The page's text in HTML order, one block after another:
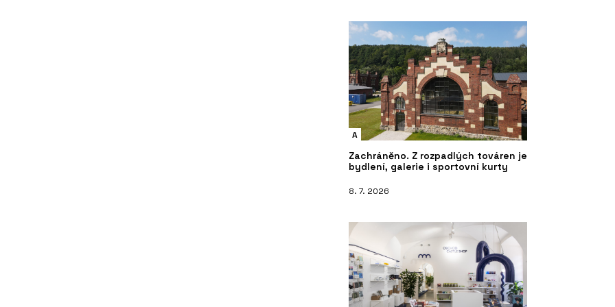
A
Zachráněno. Z rozpadlých továren je
bydlení, galerie i sportovní kurty
8. 7. 2026